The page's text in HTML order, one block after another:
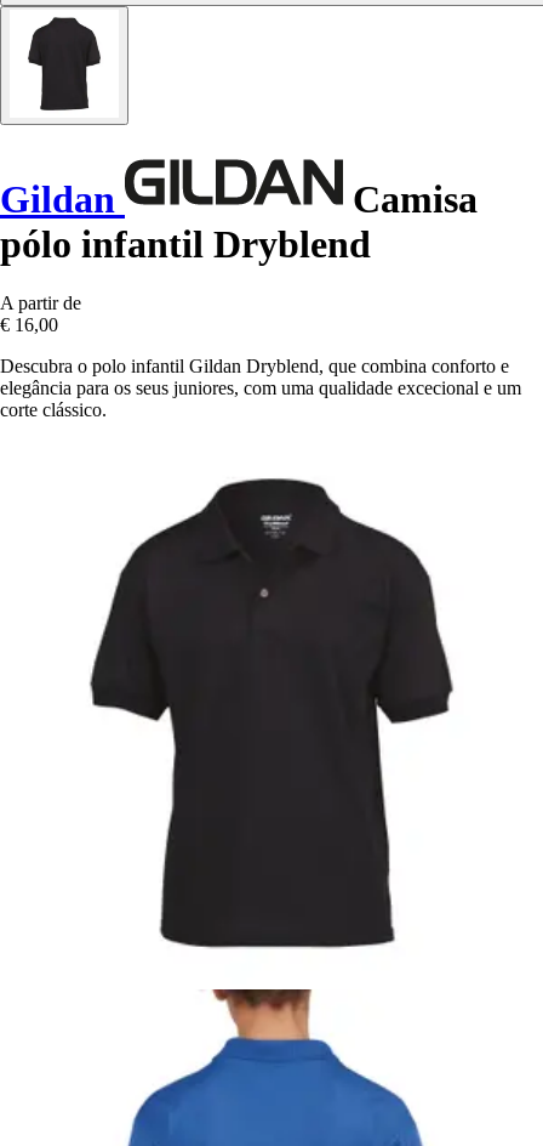
Gildan
Camisa
pólo infantil Dryblend
A partir de
€ 16,00
Descubra o polo infantil Gildan Dryblend, que combina conforto e
elegância para os seus juniores, com uma qualidade excecional e um
corte clássico.